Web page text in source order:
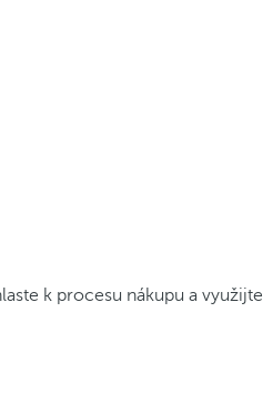
k procesu nákupu a využijte